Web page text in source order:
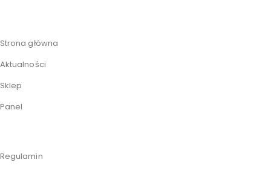
Strona główna
Aktualności
Sklep
Panel
Regulamin